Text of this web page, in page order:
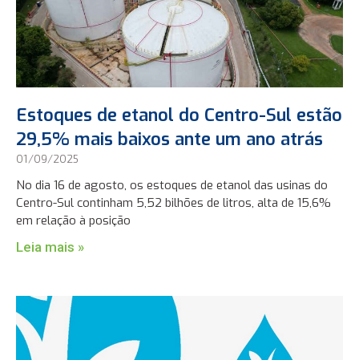
Estoques de etanol do Centro-Sul estão
29,5% mais baixos ante um ano atrás
01/09/2025
No dia 16 de agosto, os estoques de etanol das usinas do
Centro-Sul continham 5,52 bilhões de litros, alta de 15,6%
em relação à posição
Leia mais »